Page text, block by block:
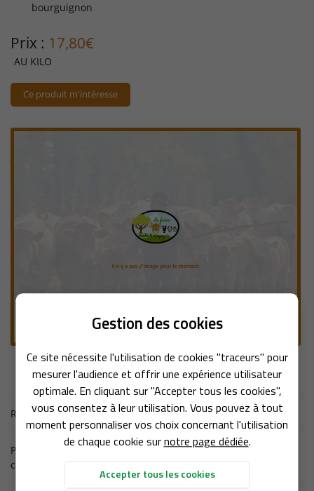
Gestion des cookies
Ce site nécessite l'utilisation de cookies "traceurs" pour
mesurer l'audience et offrir une expérience utilisateur
optimale. En cliquant sur "Accepter tous les cookies",
vous consentez à leur utilisation. Vous pouvez à tout
moment personnaliser vos choix concernant l'utilisation
de chaque cookie surnotre page dédiée.
Accepter tous les cookies
ACCUEIL
PRODUITS
EN IMAGES
06 18 74 04
Rafraîchir le captcha
En cochant cette case, vous consentez à recevoir nos propositions commerciales à
bourguignon
Prix : 17,80€
AU KILO
Ce produit m'intéresse
Retour aux produits
Produit précédent
colis TRADITION 5 KG